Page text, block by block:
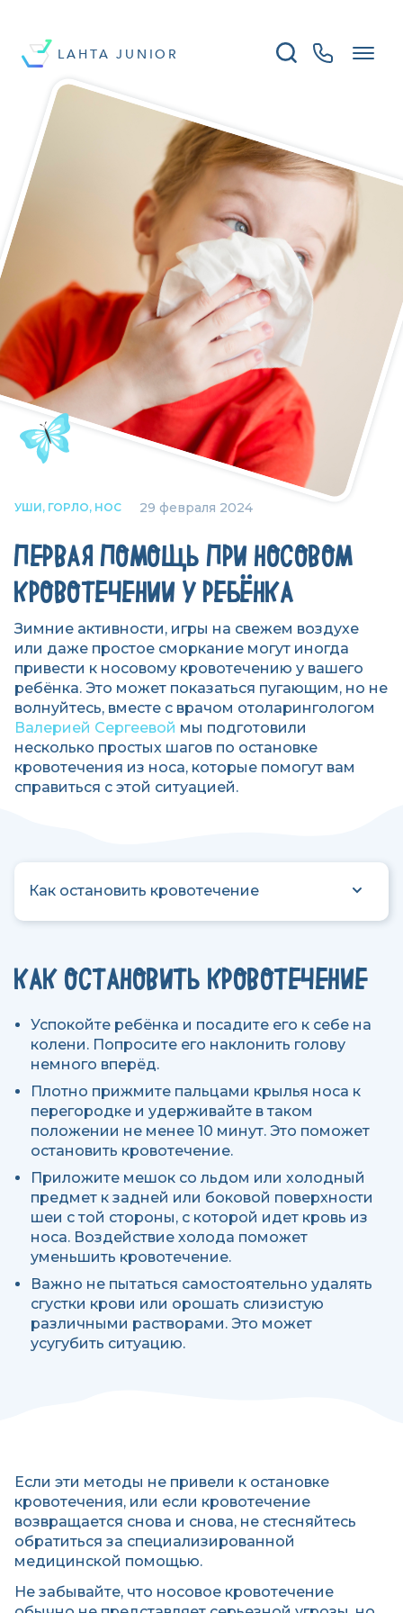
LAHTA JUNIOR
УШИ, ГОРЛО, НОС 29 февраля 2024
ПЕРВАЯ ПОМОЩЬ ПРИ НОСОВОМ
КРОВОТЕЧЕНИИ У РЕБЁНКА
Зимние активности, игры на свежем воздухе
или даже простое сморкание могут иногда
привести к носовому кровотечению у вашего
ребёнка. Это может показаться пугающим, но не
волнуйтесь, вместе с врачом отоларингологом
Валерией Сергеевой мы подготовили
несколько простых шагов по остановке
кровотечения из носа, которые помогут вам
справиться с этой ситуацией.
Как остановить кровотечение
КАК ОСТАНОВИТЬ КРОВОТЕЧЕНИЕ
Успокойте ребёнка и посадите его к себе на
колени. Попросите его наклонить голову
немного вперёд.
Плотно прижмите пальцами крылья носа к
перегородке и удерживайте в таком
положении не менее 10 минут. Это поможет
остановить кровотечение.
Приложите мешок со льдом или холодный
предмет к задней или боковой поверхности
шеи с той стороны, с которой идет кровь из
носа. Воздействие холода поможет
уменьшить кровотечение.
Важно не пытаться самостоятельно удалять
сгустки крови или орошать слизистую
различными растворами. Это может
усугубить ситуацию.
Если эти методы не привели к остановке
кровотечения, или если кровотечение
возвращается снова и снова, не стесняйтесь
обратиться за специализированной
медицинской помощью.
Не забывайте, что носовое кровотечение